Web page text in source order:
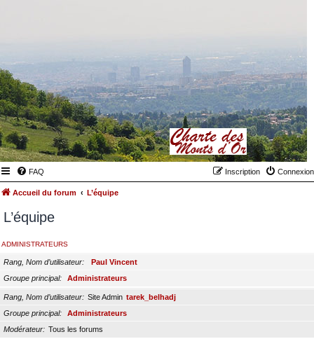
FAQ Connexion
Inscription
Accueil du forum L’équipe
L’équipe
ADMINISTRATEURS
Rang, Nom d’utilisateur
Paul Vincent
Groupe principal
Administrateurs
Rang, Nom d’utilisateur Site Admin tarek_belhadj
Groupe principal
Administrateurs
Modérateur
Tous les forums